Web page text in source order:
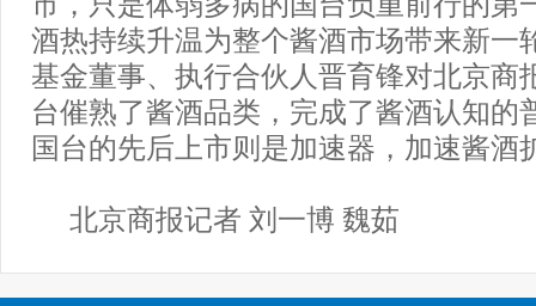
酒热持续升温为整个酱酒市场带来新一
基金董事、执行合伙人晋育锋对北京商
台催熟了酱酒品类，完成了酱酒认知的
国台的先后上市则是加速器，加速酱酒
北京商报记者 刘一博 魏茹